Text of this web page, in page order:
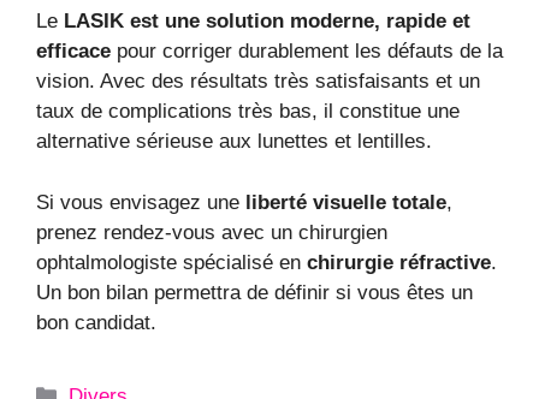
Le LASIK est une solution moderne, rapide et
efficace pour corriger durablement les défauts de la
vision. Avec des résultats très satisfaisants et un
taux de complications très bas, il constitue une
alternative sérieuse aux lunettes et lentilles.
Si vous envisagez une liberté visuelle totale,
prenez rendez-vous avec un chirurgien
ophtalmologiste spécialisé en chirurgie réfractive.
Un bon bilan permettra de définir si vous êtes un
bon candidat.
Catégories